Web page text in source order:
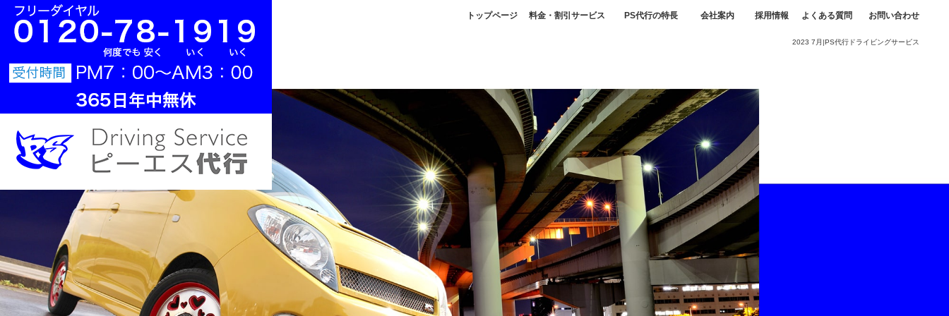
2023 7月|PS代行ドライビングサービス
トップページ 料金・割引サービス PS代行の特長 会社案内 採用情報 よくある質問 お問い合わせ